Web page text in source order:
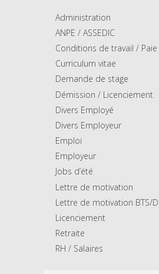
Administration
ANPE / ASSEDIC
Conditions de travail / Paie
Curriculum vitae
Demande de stage
Démission / Licenciement
Divers Employé
Divers Employeur
Emploi
Employeur
Jobs d’été
Lettre de motivation
Lettre de motivation BTS/
Licenciement
Retraite
RH / Salaires